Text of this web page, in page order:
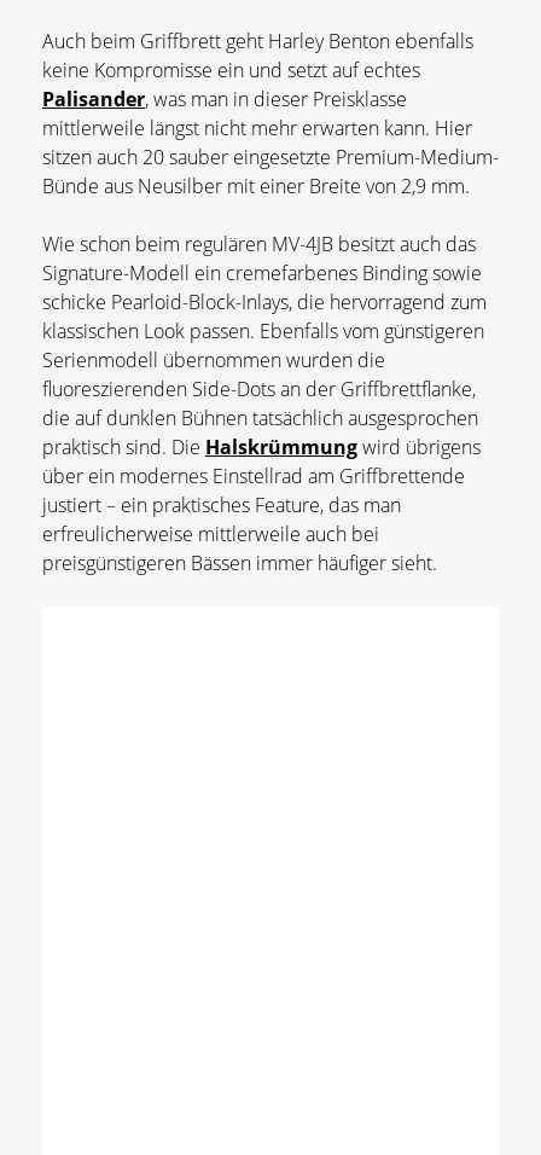
Auch beim Griffbrett geht Harley Benton ebenfalls
keine Kompromisse ein und setzt auf echtes
Palisander, was man in dieser Preisklasse
mittlerweile längst nicht mehr erwarten kann. Hier
sitzen auch 20 sauber eingesetzte Premium-Medium-
Bünde aus Neusilber mit einer Breite von 2,9 mm.
Wie schon beim regulären MV-4JB besitzt auch das
Signature-Modell ein cremefarbenes Binding sowie
schicke Pearloid-Block-Inlays, die hervorragend zum
klassischen Look passen. Ebenfalls vom günstigeren
Serienmodell übernommen wurden die
fluoreszierenden Side-Dots an der Griffbrettflanke,
die auf dunklen Bühnen tatsächlich ausgesprochen
praktisch sind. Die Halskrümmungwird übrigens
über ein modernes Einstellrad am Griffbrettende
justiert – ein praktisches Feature, das man
erfreulicherweise mittlerweile auch bei
preisgünstigeren Bässen immer häufiger sieht.